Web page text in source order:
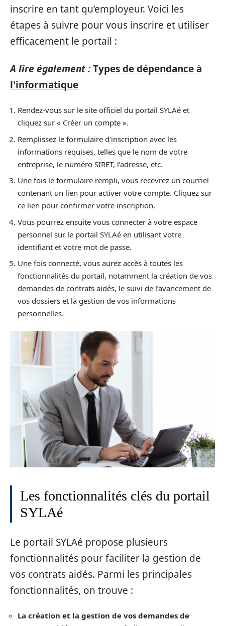
inscrire en tant qu’employeur. Voici les
étapes à suivre pour vous inscrire et utiliser
efficacement le portail :
A lire également :Types de dépendance à
l'informatique
Rendez-vous sur le site officiel du portail SYLAé et
cliquez sur « Créer un compte ».
Remplissez le formulaire d’inscription avec les
informations requises, telles que le nom de votre
entreprise, le numéro SIRET, l’adresse, etc.
Une fois le formulaire rempli, vous recevrez un courriel
contenant un lien pour activer votre compte. Cliquez sur
ce lien pour confirmer votre inscription.
Vous pourrez ensuite vous connecter à votre espace
personnel sur le portail SYLAé en utilisant votre
identifiant et votre mot de passe.
Une fois connecté, vous aurez accès à toutes les
fonctionnalités du portail, notamment la création de vos
demandes de contrats aidés, le suivi de l’avancement de
vos dossiers et la gestion de vos informations
personnelles.
Les fonctionnalités clés du portail
SYLAé
Le portail SYLAé propose plusieurs
fonctionnalités pour faciliter la gestion de
vos contrats aidés. Parmi les principales
fonctionnalités, on trouve :
La création et la gestion de vos demandes de